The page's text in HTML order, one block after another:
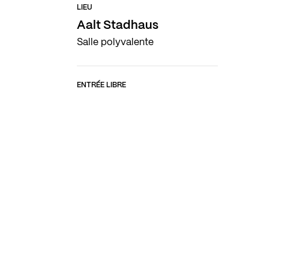
LIEU
Aalt Stadhaus
Salle polyvalente
ENTRÉE LIBRE